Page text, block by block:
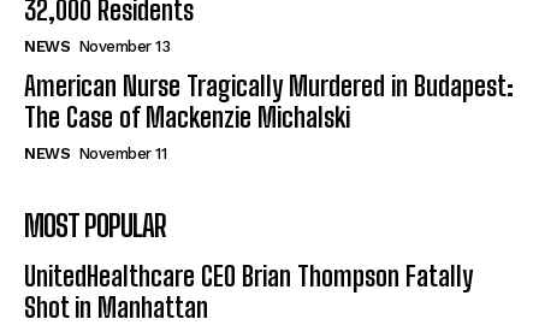
32,000 Residents
NEWS November 13
American Nurse Tragically Murdered in Budapest:
The Case of Mackenzie Michalski
NEWS November 11
MOST POPULAR
UnitedHealthcare CEO Brian Thompson Fatally
Shot in Manhattan